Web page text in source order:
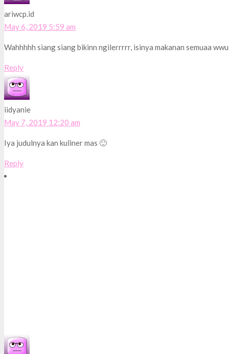
ariwcp.id
May 6, 2019 5:59 am
Wahhhhh siang siang bikinn ngilerrrrr, isinya makanan semuaa
Reply
iidyanie
May 7, 2019 12:20 am
Iya judulnya kan kuliner mas 🙂
Reply